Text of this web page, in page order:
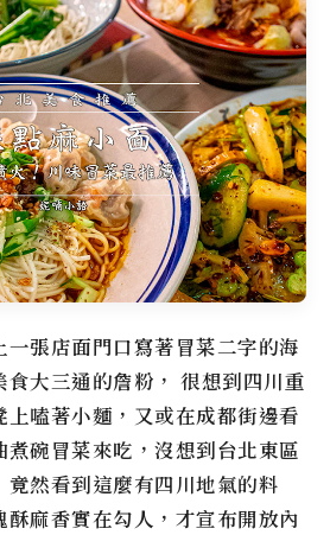
一張店面門口寫著冒菜二字的海
大三通的詹粉， 很想到四川重
嗑著小麵，又或在成都街邊看
碗冒菜來吃，沒想到台北東區
竟然看到這麼有四川地氣的料
麻香實在勾人，才宣布開放內